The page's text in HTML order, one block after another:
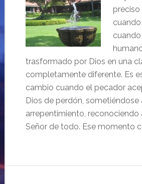
trasformado por Dios en una
completamente diferente. Es
cambio cuando el pecador
Dios de perdón, sometiéndose
arrepentimiento, reconociendo
Señor de todo. Ese momento